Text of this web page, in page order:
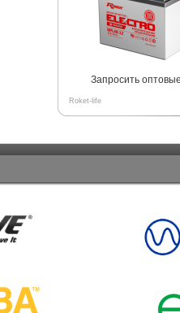
Запросить
Roket-life